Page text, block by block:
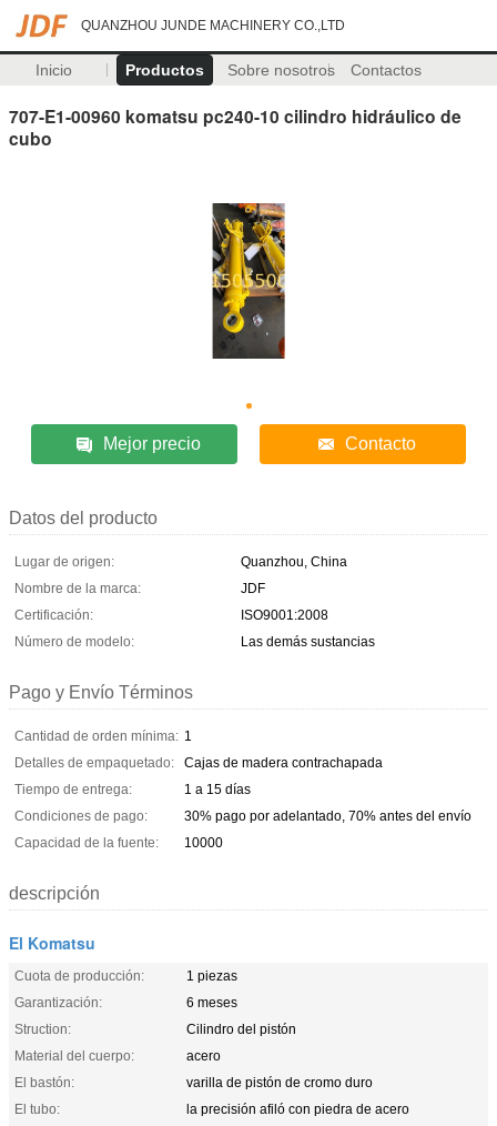
QUANZHOU JUNDE MACHINERY CO.,LTD
Inicio Productos Sobre nosotros Contactos
707-E1-00960 komatsu pc240-10 cilindro hidráulico de
cubo
Mejor precio Contacto
Datos del producto
Lugar de origen:
Quanzhou, China
Nombre de la marca:
JDF
Certificación:
ISO9001:2008
Número de modelo:
Las demás sustancias
Pago y Envío Términos
Cantidad de orden mínima: 1
Detalles de empaquetado:
Cajas de madera contrachapada
Tiempo de entrega:
1 a 15 días
Condiciones de pago:
30% pago por adelantado, 70% antes del envío
Capacidad de la fuente:
10000
descripción
El Komatsu
Cuota de producción:
1 piezas
Garantización:
6 meses
Struction:
Cilindro del pistón
Material del cuerpo:
acero
El bastón:
varilla de pistón de cromo duro
El tubo:
la precisión afiló con piedra de acero